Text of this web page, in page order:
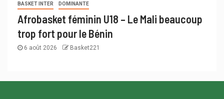
BASKET INTER DOMINANTE
Afrobasket féminin U18 – Le Mali beaucoup
trop fort pour le Bénin
6 août 2026 Basket221